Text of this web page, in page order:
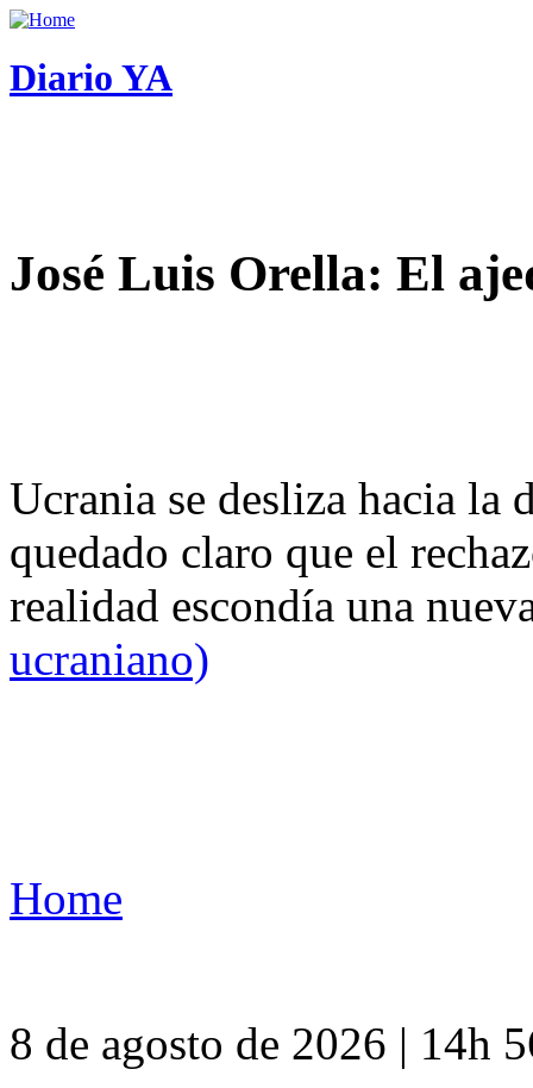
Diario YA
José Luis Orella: El
Ucrania se desliza hacia
quedado claro que el
realidad escondía una
ucraniano)
Home
8 de agosto de 2026 | 14h